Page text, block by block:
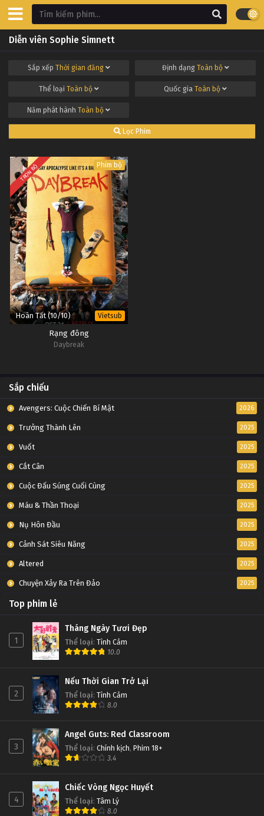
Diễn viên Sophie Simnett
Sắp xếp Thời gian đăng Định dạng Toàn bộ
Thể loại Toàn bộ Quốc gia Toàn bộ
Năm phát hành Toàn bộ
Lọc Phim
TRỌN BỘ Phim bộ
Hoàn Tất (10/10) Vietsub
Rạng đông
Daybreak
Sắp chiếu
Avengers: Cuộc Chiến Bí Mật 2026
Trưởng Thành Lên 2025
Vuốt 2025
Cắt Cân 2025
Cuộc Đấu Súng Cuối Cùng 2025
Máu & Thần Thoại 2025
Nụ Hôn Đầu 2025
Cảnh Sát Siêu Năng 2025
Altered 2025
Chuyện Xảy Ra Trên Đảo 2025
Top phim lẻ
1
Tháng Ngày Tươi Đẹp
Thể loại: Tình Cảm
10.0
2
Nếu Thời Gian Trở Lại
Thể loại: Tình Cảm
8.0
3
Angel Guts: Red Classroom
Thể loại: Chính kịch, Phim 18+
3.4
4
Chiếc Vòng Ngọc Huyết
Thể loại: Tâm Lý
8.0